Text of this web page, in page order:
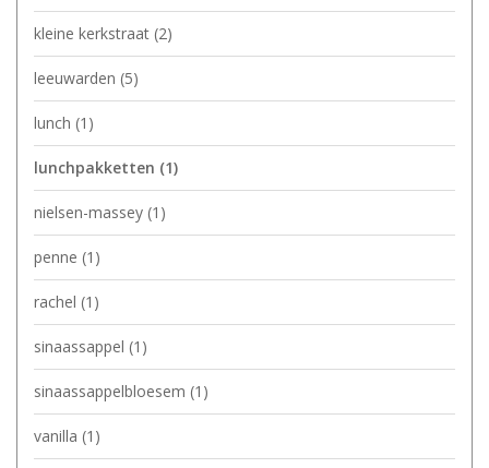
kleine kerkstraat (2)
leeuwarden (5)
lunch (1)
lunchpakketten (1)
nielsen-massey (1)
penne (1)
rachel (1)
sinaassappel (1)
sinaassappelbloesem (1)
vanilla (1)